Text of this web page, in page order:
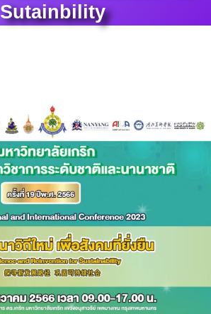
Sutainbility